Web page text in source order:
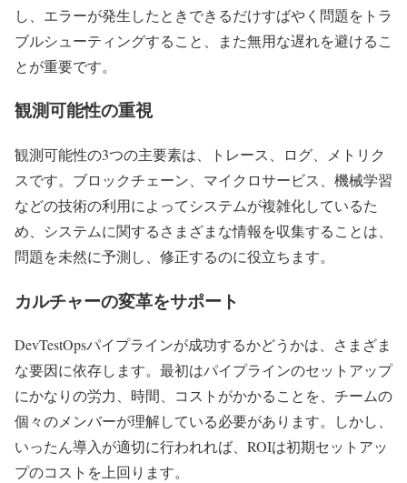
し、エラーが発生したときできるだけすばやく問題をトラ
ブルシューティングすること、また無用な遅れを避けるこ
とが重要です。
観測可能性の重視
観測可能性の3つの主要素は、トレース、ログ、メトリク
スです。ブロックチェーン、マイクロサービス、機械学習
などの技術の利用によってシステムが複雑化しているた
め、システムに関するさまざまな情報を収集することは、
問題を未然に予測し、修正するのに役立ちます。
カルチャーの変革をサポート
DevTestOpsパイプラインが成功するかどうかは、さまざま
な要因に依存します。最初はパイプラインのセットアップ
にかなりの労力、時間、コストがかかることを、チームの
個々のメンバーが理解している必要があります。しかし、
いったん導入が適切に行われれば、ROIは初期セットアッ
プのコストを上回ります。